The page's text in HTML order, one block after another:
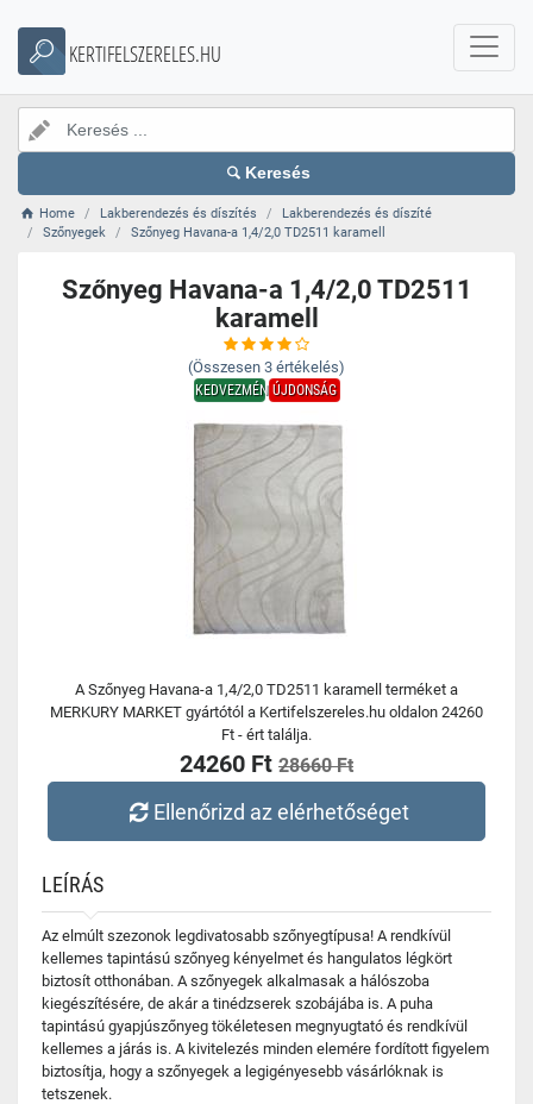
KERTIFELSZERELES.HU
Keresés
Home Lakberendezés és díszítés
Lakberendezés és díszíté
Szőnyegek
Szőnyeg Havana-a 1,4/2,0 TD2511 karamell
Szőnyeg Havana-a 1,4/2,0 TD2511
karamell
(Összesen 3 értékelés)
KEDVEZMÉNYÚJDONSÁG
A Szőnyeg Havana-a 1,4/2,0 TD2511 karamell terméket a
MERKURY MARKET gyártótól a Kertifelszereles.hu oldalon 24260
Ft - ért találja.
24260 Ft 28660 Ft
Ellenőrizd az elérhetőséget
LEÍRÁS
Az elmúlt szezonok legdivatosabb szőnyegtípusa! A rendkívül
kellemes tapintású szőnyeg kényelmet és hangulatos légkört
biztosít otthonában. A szőnyegek alkalmasak a hálószoba
kiegészítésére, de akár a tinédzserek szobájába is. A puha
tapintású gyapjúszőnyeg tökéletesen megnyugtató és rendkívül
kellemes a járás is. A kivitelezés minden elemére fordított figyelem
biztosítja, hogy a szőnyegek a legigényesebb vásárlóknak is
tetszenek.